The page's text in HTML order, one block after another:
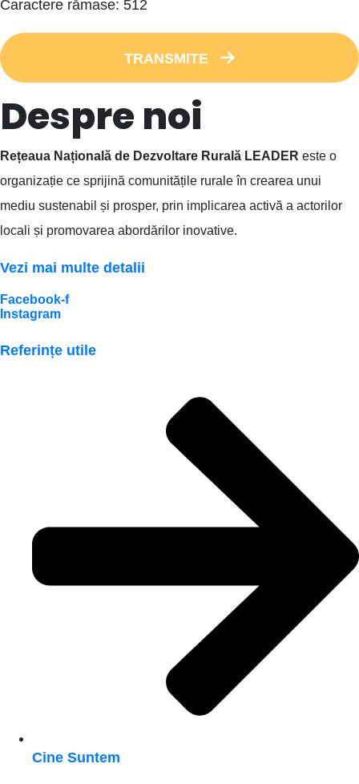
Caractere rămase: 512
TRANSMITE
Despre noi
Rețeaua Națională de Dezvoltare Rurală LEADER este o
organizație ce sprijină comunitățile rurale în crearea unui
mediu sustenabil și prosper, prin implicarea activă a actorilor
locali și promovarea abordărilor inovative.
Vezi mai multe detalii
Facebook-f
Instagram
Referințe utile
Cine Suntem